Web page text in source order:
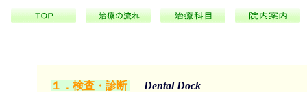
１．検査・診断 Dental Dock